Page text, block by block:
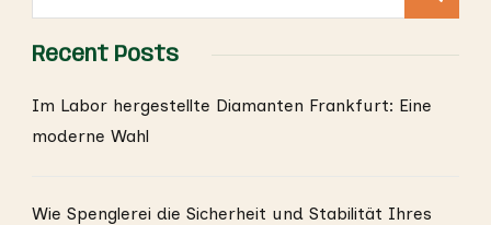
Recent Posts
Im Labor hergestellte Diamanten Frankfurt: Eine
moderne Wahl
Wie Spenglerei die Sicherheit und Stabilität Ihres